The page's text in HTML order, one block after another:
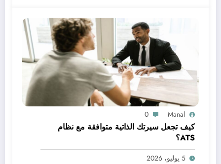
Manal
0
كيف تجعل سيرتك الذاتية متوافقة مع نظام
ATS؟
5 يوليو، 2026